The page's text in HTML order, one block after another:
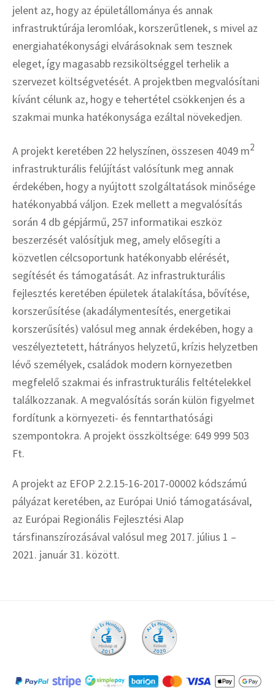
jelent az, hogy az épületállománya és annak
infrastruktúrája leromlóak, korszerűtlenek, s mivel az
energiahatékonysági elvárásoknak sem tesznek
eleget, így magasabb rezsiköltséggel terhelik a
szervezet költségvetését. A projektben megvalósítani
kívánt célunk az, hogy e tehertétel csökkenjen és a
szakmai munka hatékonysága ezáltal növekedjen.
A projekt keretében 22 helyszínen, összesen 4049 m2
infrastrukturális felújítást valósítunk meg annak
érdekében, hogy a nyújtott szolgáltatások minősége
hatékonyabbá váljon. Ezek mellett a megvalósítás
során 4 db gépjármű, 257 informatikai eszköz
beszerzését valósítjuk meg, amely elősegíti a
közvetlen célcsoportunk hatékonyabb elérését,
segítését és támogatását. Az infrastrukturális
fejlesztés keretében épületek átalakítása, bővítése,
korszerűsítése (akadálymentesítés, energetikai
korszerűsítés) valósul meg annak érdekében, hogy a
veszélyeztetett, hátrányos helyzetű, krízis helyzetben
lévő személyek, családok modern környezetben
megfelelő szakmai és infrastrukturális feltételekkel
találkozzanak. A megvalósítás során külön figyelmet
fordítunk a környezeti- és fenntarthatósági
szempontokra. A projekt összköltsége: 649 999 503
Ft.
A projekt az EFOP 2.2.15-16-2017-00002 kódszámú
pályázat keretében, az Európai Unió támogatásával,
az Európai Regionális Fejlesztési Alap
társfinanszírozásával valósul meg 2017. július 1 –
2021. január 31. között.